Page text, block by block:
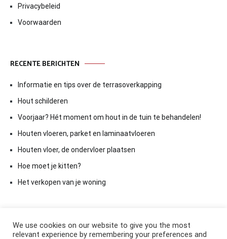
Privacybeleid
Voorwaarden
RECENTE BERICHTEN
Informatie en tips over de terrasoverkapping
Hout schilderen
Voorjaar? Hét moment om hout in de tuin te behandelen!
Houten vloeren, parket en laminaatvloeren
Houten vloer, de ondervloer plaatsen
Hoe moet je kitten?
Het verkopen van je woning
We use cookies on our website to give you the most
relevant experience by remembering your preferences and